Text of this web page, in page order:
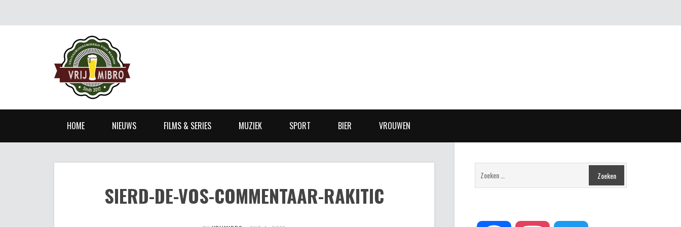
HOME NIEUWS FILMS & SERIES MUZIEK SPORT BIER VROUWEN
SIERD-DE-VOS-COMMENTAAR-RAKITIC